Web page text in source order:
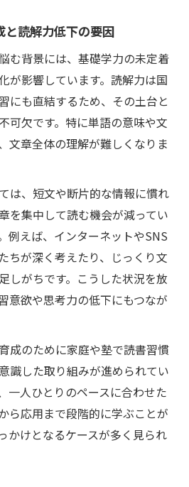
力育成に繋がる言葉遊びの
力と読解力を伸ばす理由
に効果的な読書習慣の作り方
を育てる日々の工夫ポイン
学生の基礎学力育成が進む
立つ公文式の具体的メリッ
式を組み合わせた読解力強
彙力と表現力にもたらす効
力育成に公文式が有効な理
家庭学習サポート法
力育成を支える家庭学習法
と読解力低下の要因
む背景には、基礎学力の未定着
が影響しています。読解力は国
にも直結するため、その土台と
可欠です。特に単語の意味や文
文章全体の理解が難しくなりま
は、短文や断片的な情報に慣れ
を集中して読む機会が減ってい
例えば、インターネットやSNS
ちが深く考えたり、じっくり文
しがちです。こうした状況を放
意欲や思考力の低下にもつなが
成のために家庭や塾で読書習慣
識した取り組みが進められてい
一人ひとりのペースに合わせた
ら応用まで段階的に学ぶことが
かけとなるケースが多く見られ